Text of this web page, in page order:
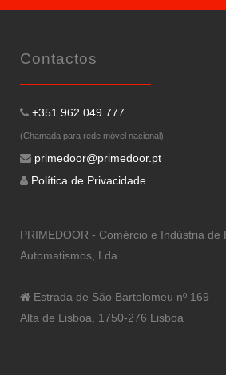
Contactos
+351 962 049 777
(Chamada para rede móvel nacional)
primedoor@primedoor.pt
Política de Privacidade
PRIMEDOOR - Comércio e Indústria de
Automatismos, Lda.
Estrada de São Bartolomeu nº 169
Alta de Lisboa, 1750-276 Lisboa